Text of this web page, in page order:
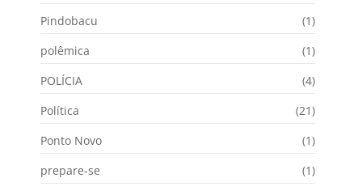
Pindobacu
(1)
polêmica
(1)
POLÍCIA
(4)
Política
(21)
Ponto Novo
(1)
prepare-se
(1)